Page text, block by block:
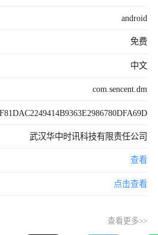
android
免费
中文
com.sencent.dm
F81DAC2249414B9363E2986780DFA69D
武汉华中时讯科技有限责任公司
查看
点击查看
查看更多>>